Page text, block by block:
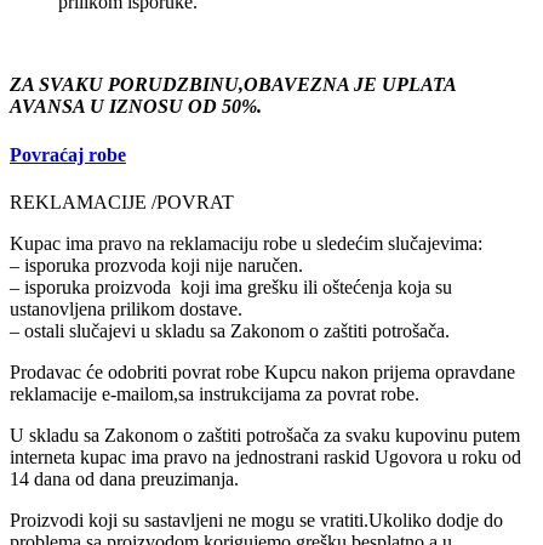
ZA SVAKU PORUDZBINU,OBAVEZNA JE UPLATA
AVANSA U IZNOSU OD 50%.
Povraćaj robe
REKLAMACIJE /POVRAT
Kupac ima pravo na reklamaciju robe u sledećim slučajevima:
– isporuka prozvoda koji nije naručen.
– isporuka proizvoda koji ima grešku ili oštećenja koja su
ustanovljena prilikom dostave.
– ostali slučajevi u skladu sa Zakonom o zaštiti potrošača.
Prodavac će odobriti povrat robe Kupcu nakon prijema opravdane
reklamacije e-mailom,sa instrukcijama za povrat robe.
U skladu sa Zakonom o zaštiti potrošača za svaku kupovinu putem
interneta kupac ima pravo na jednostrani raskid Ugovora u roku od
14 dana od dana preuzimanja.
Proizvodi koji su sastavljeni ne mogu se vratiti.Ukoliko dodje do